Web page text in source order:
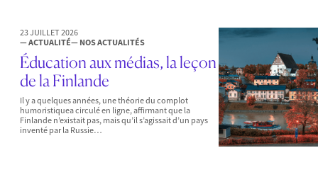
23 JUILLET 2026
— ACTUALITÉ— NOS ACTUALITÉS
Éducation aux médias, la leçon
de la Finlande
Il y a quelques années, une théorie du complot
humoristiquea circulé en ligne, affirmant que la
Finlande n’existait pas, mais qu’il s’agissait d’un pays
inventé par la Russie…